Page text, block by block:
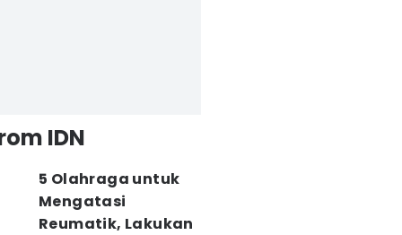
IDN
5 Olahraga untuk
Mengatasi
Reumatik, Lakukan